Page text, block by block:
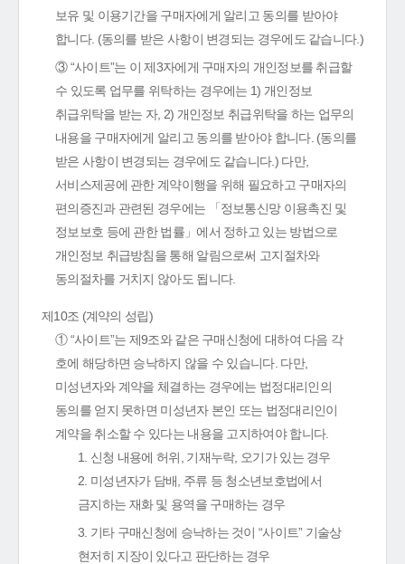
보유 및 이용기간을 구매자에게 알리고 동의를 받아야
합니다. (동의를 받은 사항이 변경되는 경우에도 같습니다.)
③ “사이트”는 이 제3자에게 구매자의 개인정보를 취급할
수 있도록 업무를 위탁하는 경우에는 1) 개인정보
취급위탁을 받는 자, 2) 개인정보 취급위탁을 하는 업무의
내용을 구매자에게 알리고 동의를 받아야 합니다. (동의를
받은 사항이 변경되는 경우에도 같습니다.) 다만,
서비스제공에 관한 계약이행을 위해 필요하고 구매자의
편의증진과 관련된 경우에는 「정보통신망 이용촉진 및
정보보호 등에 관한 법률」에서 정하고 있는 방법으로
개인정보 취급방침을 통해 알림으로써 고지절차와
동의절차를 거치지 않아도 됩니다.
제10조 (계약의 성립)
① “사이트”는 제9조와 같은 구매신청에 대하여 다음 각
호에 해당하면 승낙하지 않을 수 있습니다. 다만,
미성년자와 계약을 체결하는 경우에는 법정대리인의
동의를 얻지 못하면 미성년자 본인 또는 법정대리인이
계약을 취소할 수 있다는 내용을 고지하여야 합니다.
1. 신청 내용에 허위, 기재누락, 오기가 있는 경우
2. 미성년자가 담배, 주류 등 청소년보호법에서
금지하는 재화 및 용역을 구매하는 경우
3. 기타 구매신청에 승낙하는 것이 “사이트” 기술상
현저히 지장이 있다고 판단하는 경우